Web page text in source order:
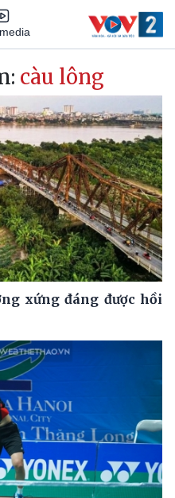
càu lông
xứng đáng được hồi